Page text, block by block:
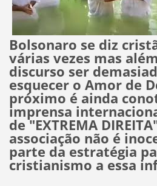
Bolsonaro se diz
várias vezes mas
discurso ser
esquecer o Amor de
próximo é ainda
imprensa
de "EXTREMA
associação não é
parte da estratégia
cristianismo a essa